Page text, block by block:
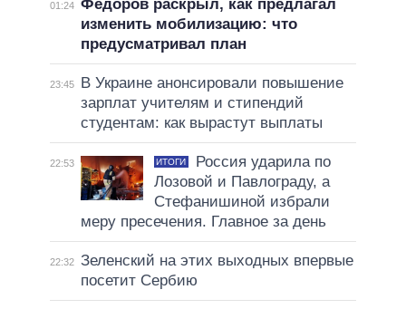
01:24 Федоров раскрыл, как предлагал
изменить мобилизацию: что
предусматривал план
23:45
В Украине анонсировали повышение
зарплат учителям и стипендий
студентам: как вырастут выплаты
22:53 ИТОГИ
Россия ударила по
Лозовой и Павлограду, а
Стефанишиной избрали
меру пресечения. Главное за день
22:32 Зеленский на этих выходных впервые
посетит Сербию